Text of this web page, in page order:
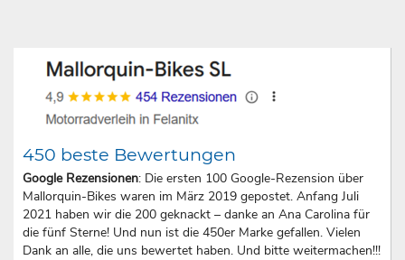
450 beste Bewertungen
Google Rezensionen: Die ersten 100 Google-Rezension über
Mallorquin-Bikes waren im März 2019 gepostet. Anfang Juli
2021 haben wir die 200 geknackt – danke an Ana Carolina für
die fünf Sterne! Und nun ist die 450er Marke gefallen. Vielen
Dank an alle, die uns bewertet haben. Und bitte weitermachen!!!